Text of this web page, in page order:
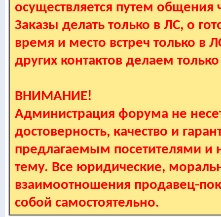
осуществляется путем
Заказы делать только в ЛС, о
время и место встреч только в
других контактов делаем
ВНИМАНИЕ!
Администрация форума не
достоверность, качество и
предлагаемым посетителями и
тему. Все юридические,
взаимоотношения продавец-
собой самостоятельно.